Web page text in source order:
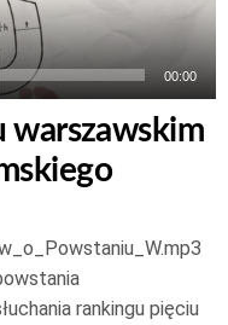
00:00
warszawskim
rankingu pięciu